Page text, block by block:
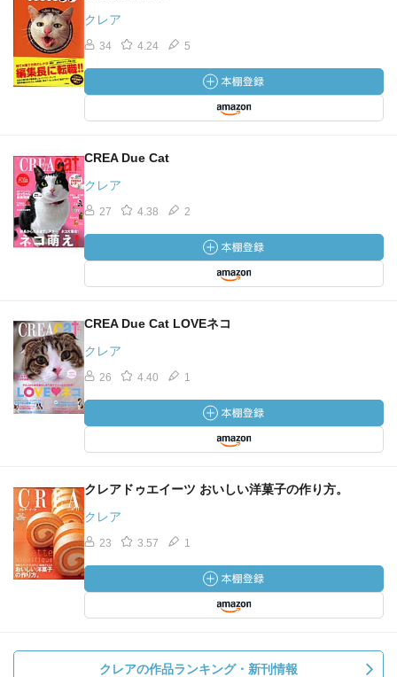
クレア
34 4.24 5
CREA Due Cat
クレア
27 4.38 2
CREA Due Cat LOVEネコ
クレア
26 4.40 1
クレアドゥエイーツ おいしい洋菓子の作り方。
クレア
23 3.57 1
クレアの作品ランキング・新刊情報